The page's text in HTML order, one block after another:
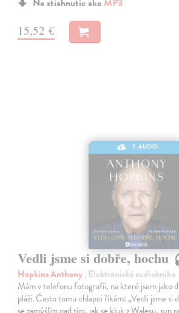
15,52 €
E-AUDIO
Vedli jsme si dobře, hochu
Hopkins Anthony| Elektronická audiokniha
Mám v telefonu fotografii, na které jsem jako
pláži. Často tomu chlapci říkám: „Vedli jsme si